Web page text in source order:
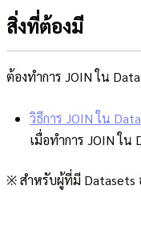
สิ่งที่ต้องมี
ต้องทำการ JOIN ใน
วิธีการ JOIN ใน
เมื่อทำการ JOIN ใ
※ สำหรับผู้ที่มี Datasets